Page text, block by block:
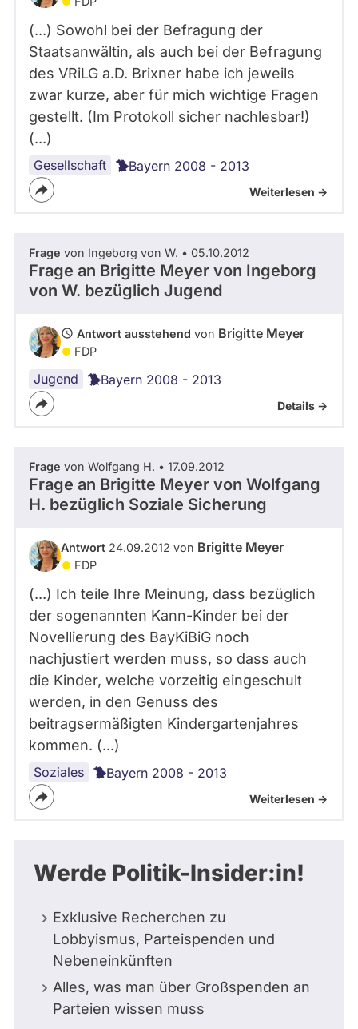
(...) Sowohl bei der Befragung der
Staatsanwältin, als auch bei der Befragung
des VRiLG a.D. Brixner habe ich jeweils
zwar kurze, aber für mich wichtige Fragen
gestellt. (Im Protokoll sicher nachlesbar!)
(...)
Gesellschaft Bayern 2008 - 2013
Weiterlesen ->
Frage von Ingeborg von W. • 05.10.2012
Frage an Brigitte Meyer von Ingeborg
von W. bezüglich Jugend
Antwort ausstehend von Brigitte Meyer
FDP
Jugend Bayern 2008 - 2013
Details ->
Frage von Wolfgang H. • 17.09.2012
Frage an Brigitte Meyer von Wolfgang
H. bezüglich Soziale Sicherung
Antwort 24.09.2012 von Brigitte Meyer
FDP
(...) Ich teile Ihre Meinung, dass bezüglich
der sogenannten Kann-Kinder bei der
Novellierung des BayKiBiG noch
nachjustiert werden muss, so dass auch
die Kinder, welche vorzeitig eingeschult
werden, in den Genuss des
beitragsermäßigten Kindergartenjahres
kommen. (...)
Soziales Bayern 2008 - 2013
Weiterlesen ->
Werde Politik-Insider:in!
Exklusive Recherchen zu
Lobbyismus, Parteispenden und
Nebeneinkünften
Alles, was man über Großspenden an
Parteien wissen muss